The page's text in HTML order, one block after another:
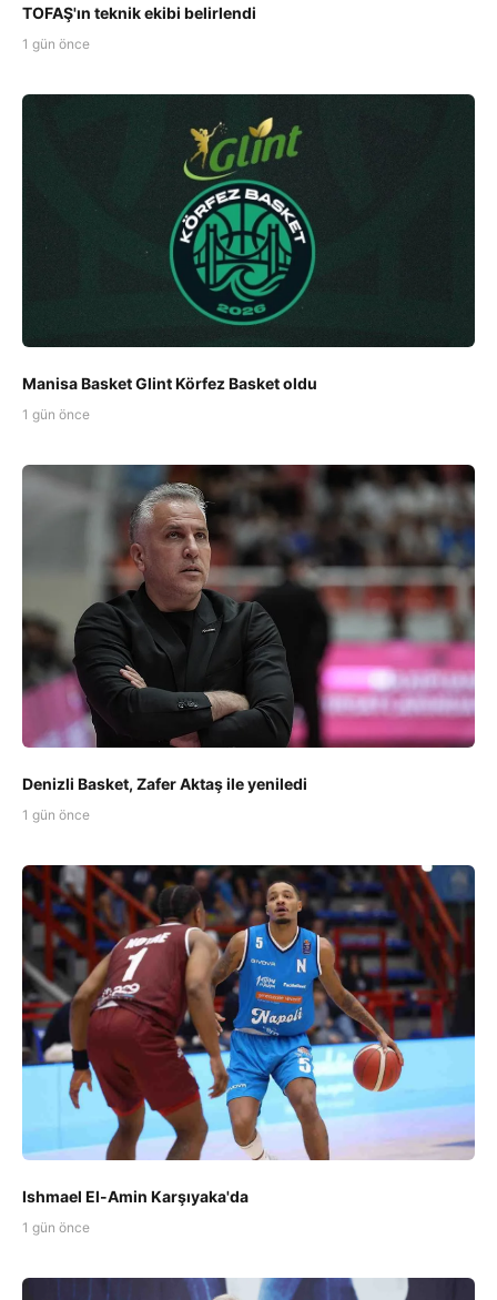
TOFAŞ'ın teknik ekibi belirlendi
1 gün önce
Manisa Basket Glint Körfez Basket oldu
1 gün önce
Denizli Basket, Zafer Aktaş ile yeniledi
1 gün önce
Ishmael El-Amin Karşıyaka'da
1 gün önce